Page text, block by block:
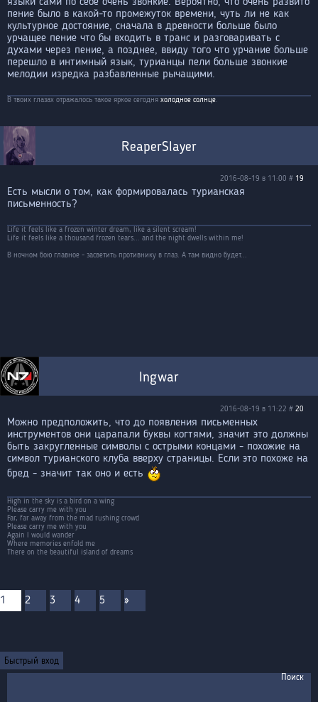
пение было в какой-то промежуток времени, чуть ли не как
культурное достояние, сначала в древности больше было
урчащее пение что бы входить в транс и разговаривать с
духами через пение, а позднее, ввиду того что урчание больше
перешло в интимный язык, турианцы пели больше звонкие
мелодии изредка разбавленные рычащими.
В твоих глазах отражалось такое яркое сегодня холодное солнце.
ReaperSlayer
2016-08-19 в 11:00 # 19
Есть мысли о том, как формировалась турианская
письменность?
Life it feels like a frozen winter dream, like a silent scream!
Life it feels like a thousand frozen tears... and the night dwells within me!
В ночном бою главное - засветить противнику в глаз. А там видно будет...
Ingwar
2016-08-19 в 11:22 # 20
Можно предположить, что до появления письменных
инструментов они царапали буквы когтями, значит это должны
быть закругленные символы с острыми концами - похожие на
символ турианского клуба вверху страницы. Если это похоже на
бред - значит так оно и есть
High in the sky is a bird on a wing
Please carry me with you
Far, far away from the mad rushing crowd
Please carry me with you
Again I would wander
Where memories enfold me
There on the beautiful island of dreams
1 2 3 4 5 »